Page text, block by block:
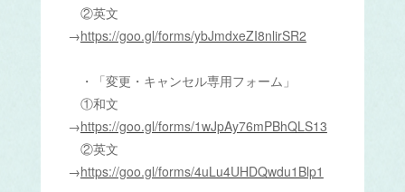
②英文
→https://goo.gl/forms/ybJmdxeZI8nlirSR2
・「変更・キャンセル専用フォーム」
①和文
→https://goo.gl/forms/1wJpAy76mPBhQLS13
②英文
→https://goo.gl/forms/4uLu4UHDQwdu1Blp1